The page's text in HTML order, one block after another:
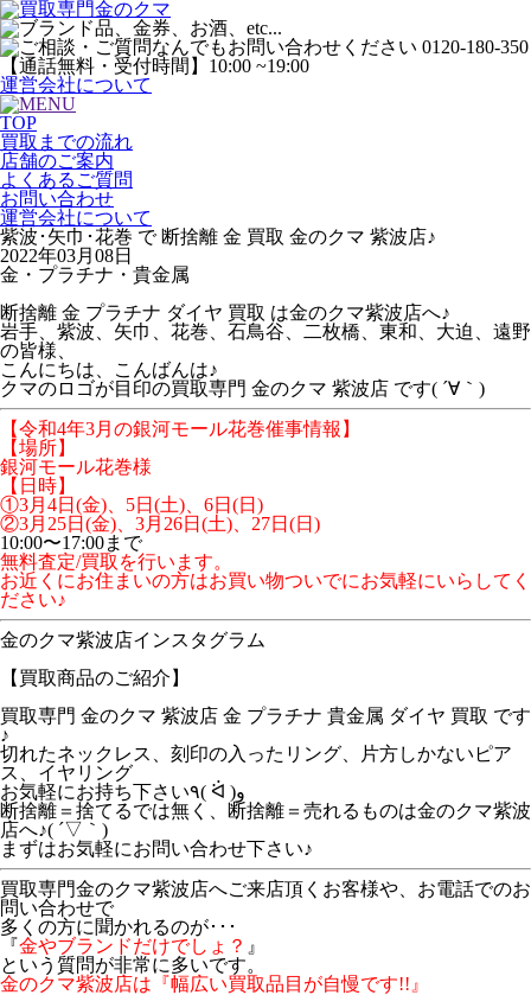
運営会社について
TOP
買取までの流れ
店舗のご案内
よくあるご質問
お問い合わせ
運営会社について
紫波･矢巾･花巻 で 断捨離 金 買取 金のクマ 紫波店♪
2022年03月08日
金・プラチナ・貴金属
断捨離 金 プラチナ ダイヤ 買取 は金のクマ紫波店へ♪
岩手、紫波、矢巾、花巻、石鳥谷、二枚橋、東和、大迫、遠野
の皆様、
こんにちは、こんばんは♪
クマのロゴが目印の買取専門 金のクマ 紫波店 です( ´∀｀)
【令和4年3月の銀河モール花巻催事情報】
【場所】
銀河モール花巻様
【日時】
①3月4日(金)、5日(土)、6日(日)
②3月25日(金)、3月26日(土)、27日(日)
10:00〜17:00まで
無料査定/買取を行います。
お近くにお住まいの方はお買い物ついでにお気軽にいらしてく
ださい♪
金のクマ紫波店インスタグラム
【買取商品のご紹介】
買取専門 金のクマ 紫波店 金 プラチナ 貴金属 ダイヤ 買取 です
♪
切れたネックレス、刻印の入ったリング、片方しかないピア
ス、イヤリング
お気軽にお持ち下さい٩( ᐛ )و
断捨離＝捨てるでは無く、断捨離＝売れるものは金のクマ紫波
店へ♪( ´▽｀)
まずはお気軽にお問い合わせ下さい♪
買取専門金のクマ紫波店へご来店頂くお客様や、お電話でのお
問い合わせで
多くの方に聞かれるのが･･･
『金やブランドだけでしょ？ 』
という質問が非常に多いです。
金のクマ紫波店は『幅広い買取品目が自慢です!!』